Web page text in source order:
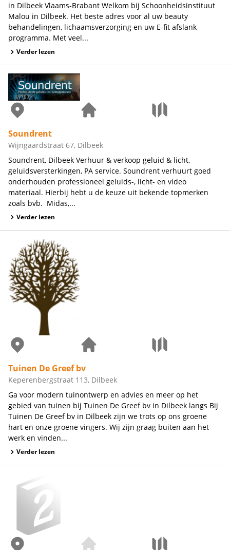
in Dilbeek Vlaams-Brabant Welkom bij Schoonheidsinstituut
Malou in Dilbeek. Het beste adres voor al uw beauty
behandelingen, lichaamsverzorging en uw E-fit afslank
programma. Met veel...
Verder lezen
Soundrent
Wijngaardstraat 67, Dilbeek
Soundrent, Dilbeek Verhuur & verkoop geluid & licht,
geluidsversterkingen, PA service. Soundrent verhuurt goed
onderhouden professioneel geluids-, licht- en video
materiaal. Hierbij hebt u de keuze uit bekende topmerken
zoals bvb. Midas,...
Verder lezen
Tuinen De Greef bv
Keperenbergstraat 113, Dilbeek
Ga voor modern tuinontwerp en advies en meer op het
gebied van tuinen bij Tuinen De Greef bv in Dilbeek langs Bij
Tuinen De Greef bv in Dilbeek zijn we trots op ons groene
hart en onze groene vingers. Wij zijn graag buiten aan het
werk en vinden...
Verder lezen